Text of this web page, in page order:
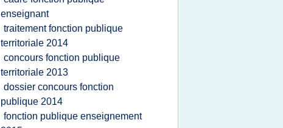
enseignant
traitement fonction publique
territoriale 2014
concours fonction publique
territoriale 2013
dossier concours fonction
publique 2014
fonction publique enseignement